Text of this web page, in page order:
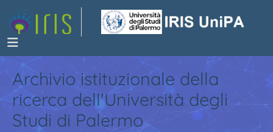
Archivio istituzionale della
ricerca dell'Università degli
Studi di Palermo